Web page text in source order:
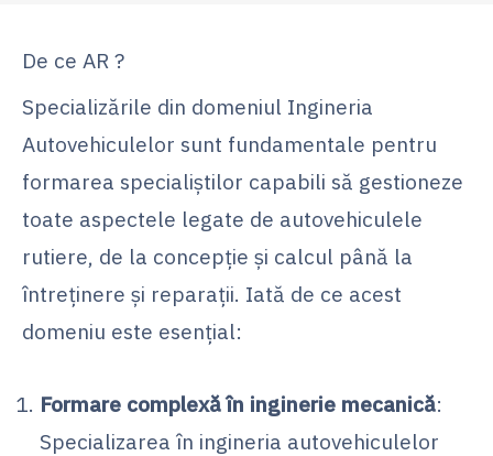
De ce AR ?
Specializările din domeniul Ingineria
Autovehiculelor sunt fundamentale pentru
formarea specialiștilor capabili să gestioneze
toate aspectele legate de autovehiculele
rutiere, de la concepție și calcul până la
întreținere și reparații. Iată de ce acest
domeniu este esențial:
Formare complexă în inginerie mecanică:
Specializarea în ingineria autovehiculelor